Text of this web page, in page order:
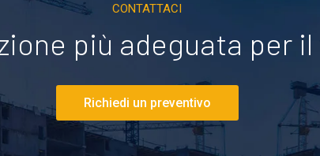
CONTATTACI
più adeguata per
Richiedi un preventivo